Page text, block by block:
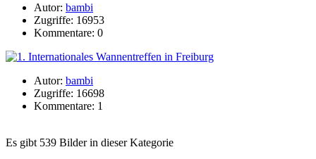
Autor: bambi
Zugriffe: 16953
Kommentare: 0
Autor: bambi
Zugriffe: 16698
Kommentare: 1
Es gibt 539 Bilder in dieser Kategorie